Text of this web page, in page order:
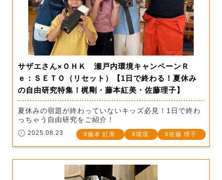
サザエさん×ＯＨＫ 瀬戸内環境キャンペーンＲ
ｅ：ＳＥＴＯ（リセット）【1日で終わる！夏休み
の自由研究特集！梶剛・藤本紅美・佐藤理子】
夏休みの宿題が終わっていないキッズ必見！1日で終わ
っちゃう自由研究をご紹介！
2025.08.23 藤本 紅美 環境 佐藤 理子